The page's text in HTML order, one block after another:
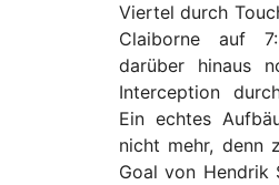
Viertel durch
Claiborne auf
darüber hinaus
Interception
Ein echtes
nicht mehr, denn
Goal von Hendrik